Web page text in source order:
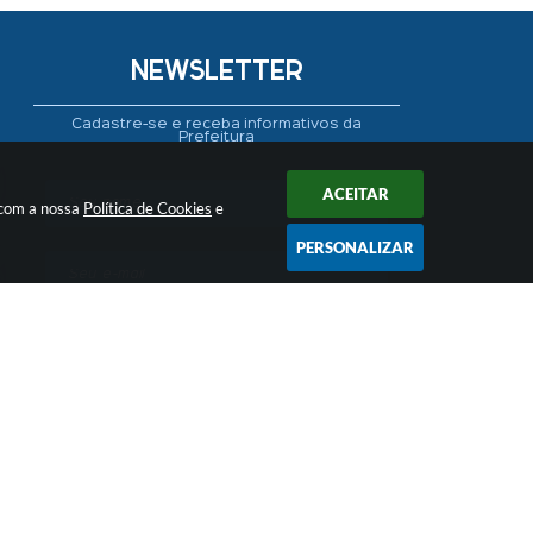
a nossa Política de Cookies e
ACEITAR
PERSONALIZAR
NEWSLETTER
Cadastre-se e receba informativos da
Prefeitura